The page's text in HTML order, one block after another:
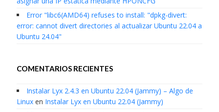
Error "libc6(AMD64) refuses to install: "dpkg-divert:
error: cannot divert directories al actualizar Ubuntu 22.04 a
Ubuntu 24.04"
COMENTARIOS RECIENTES
Instalar Lyx 2.4.3 en Ubuntu 22.04 (Jammy) – Algo de
Linuxen Instalar Lyx en Ubuntu 22.04 (Jammy)